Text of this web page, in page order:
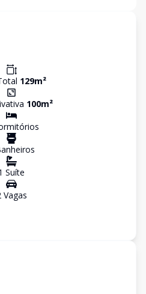
129m²
100m²
s
s
Suíte
Vagas